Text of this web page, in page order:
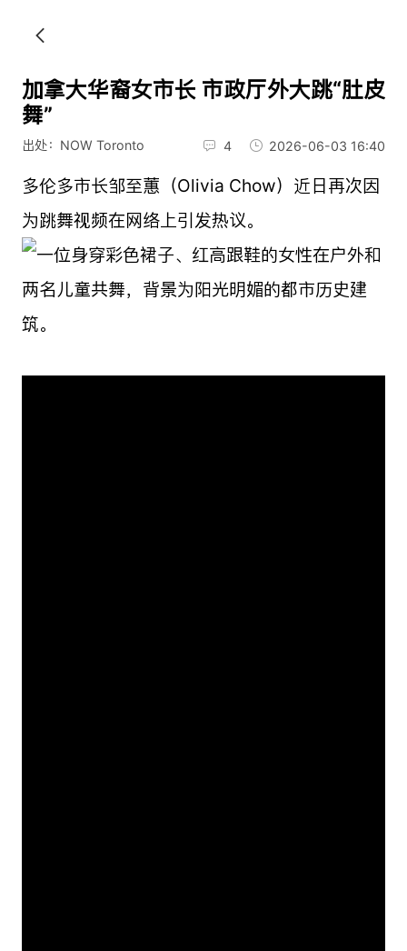
加拿大华裔女市长 市政厅外大跳“肚皮
舞”
出处：NOW Toronto 4 2026-06-03 16:40
多伦多市长邹至蕙（Olivia Chow）近日再次因
为跳舞视频在网络上引发热议。